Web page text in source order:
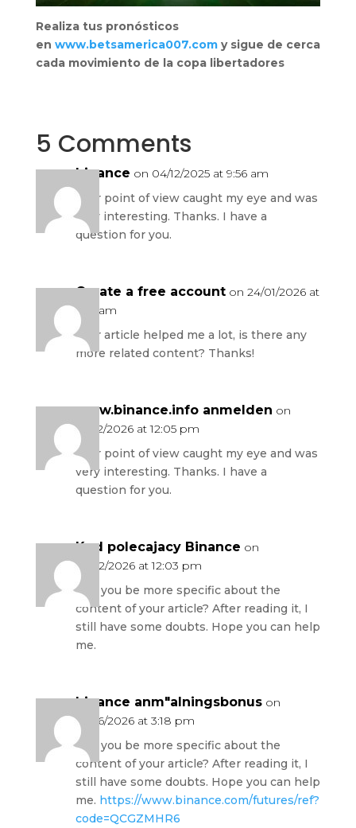
Realiza tus pronósticos
en www.betsamerica007.comy sigue de cerca
cada movimiento de la copa libertadores
5 Comments
binance on 04/12/2025 at 9:56 am
Your point of view caught my eye and was
very interesting. Thanks. I have a
question for you.
Create a free account on 24/01/2026 at
5:56 am
Your article helped me a lot, is there any
more related content? Thanks!
www.binance.info anmelden on
12/02/2026 at 12:05 pm
Your point of view caught my eye and was
very interesting. Thanks. I have a
question for you.
Kod polecajacy Binance on
18/02/2026 at 12:03 pm
Can you be more specific about the
content of your article? After reading it, I
still have some doubts. Hope you can help
me.
binance anm"alningsbonus on
14/06/2026 at 3:18 pm
Can you be more specific about the
content of your article? After reading it, I
still have some doubts. Hope you can help
me. https://www.binance.com/futures/ref?
code=QCGZMHR6